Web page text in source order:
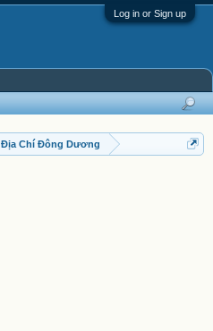
Log in or Sign up
Địa Chí Đông Dương